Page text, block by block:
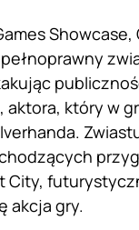
Showcase,
aktora, który w
City,
akcja gry.